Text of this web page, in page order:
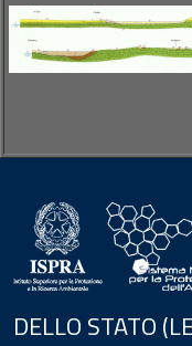
DELLO STATO